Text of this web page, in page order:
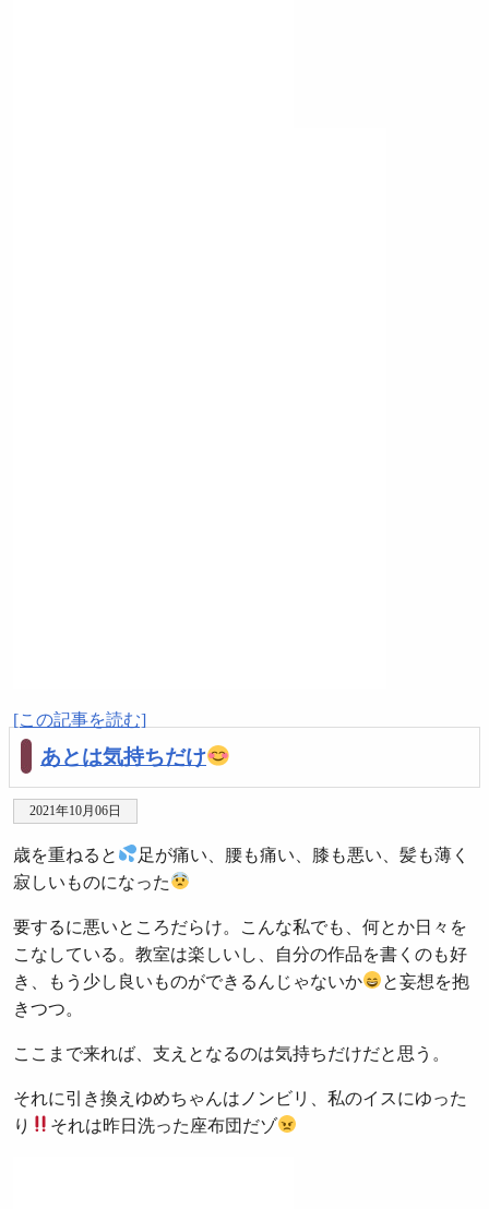
[この記事を読む]
あとは気持ちだけ
2021年10月06日
歳を重ねると
足が痛い、腰も痛い、膝も悪い、髪も薄く
寂しいものになった
要するに悪いところだらけ。こんな私でも、何とか日々を
こなしている。教室は楽しいし、自分の作品を書くのも好
き、もう少し良いものができるんじゃないか
と妄想を抱
きつつ。
ここまで来れば、支えとなるのは気持ちだけだと思う。
それに引き換えゆめちゃんはノンビリ、私のイスにゆった
り
それは昨日洗った座布団だゾ